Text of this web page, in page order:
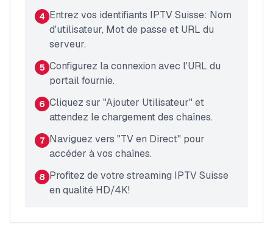
4 Entrez vos identifiants IPTV Suisse: Nom
d'utilisateur, Mot de passe et URL du
serveur.
5 Configurez la connexion avec l'URL du
portail fournie.
6 Cliquez sur "Ajouter Utilisateur" et
attendez le chargement des chaînes.
7 Naviguez vers "TV en Direct" pour
accéder à vos chaînes.
8 Profitez de votre streaming IPTV Suisse
en qualité HD/4K!